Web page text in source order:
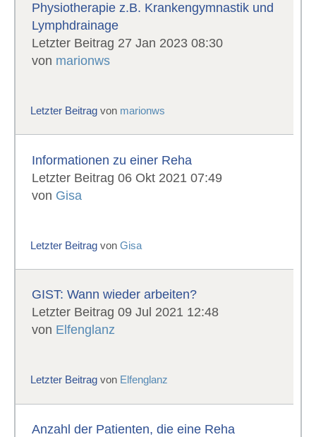
Physiotherapie z.B. Krankengymnastik und
Lymphdrainage
Letzter Beitrag 27 Jan 2023 08:30
von marionws
Letzter Beitrag von marionws
Informationen zu einer Reha
Letzter Beitrag 06 Okt 2021 07:49
von Gisa
Letzter Beitrag vonGisa
GIST: Wann wieder arbeiten?
Letzter Beitrag 09 Jul 2021 12:48
von Elfenglanz
Letzter Beitrag von Elfenglanz
Anzahl der Patienten, die eine Reha